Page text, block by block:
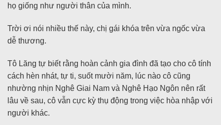
họ giống như người thân của mình.
Trời ơi nói nhiều thế này, chị gái khóa trên vừa ngốc vừa
dễ thương.
Tô Lăng tự biết rằng hoàn cảnh gia đình đã tạo cho cô tính
cách hèn nhát, tự ti, suốt mười năm, lúc nào cô cũng
nhường nhịn Nghê Giai Nam và Nghê Hạo Ngôn nên rất
lâu về sau, cô vẫn cực kỳ thụ động trong việc hòa nhập với
người khác.